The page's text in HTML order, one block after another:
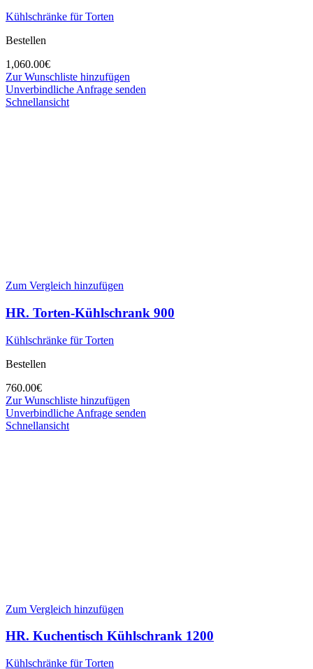
Kühlschränke für Torten
Bestellen
1,060.00€
Zur Wunschliste hinzufügen
Unverbindliche Anfrage senden
Schnellansicht
Zum Vergleich hinzufügen
HR. Torten-Kühlschrank 900
Kühlschränke für Torten
Bestellen
760.00€
Zur Wunschliste hinzufügen
Unverbindliche Anfrage senden
Schnellansicht
Zum Vergleich hinzufügen
HR. Kuchentisch Kühlschrank 1200
Kühlschränke für Torten